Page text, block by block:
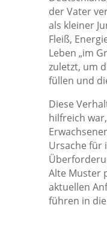
der Vater
als kleiner
Fleiß,
Leben „im
zuletzt, um
füllen und
Diese
hilfreich
Ursache für
Alte Muster
aktuellen
führen in